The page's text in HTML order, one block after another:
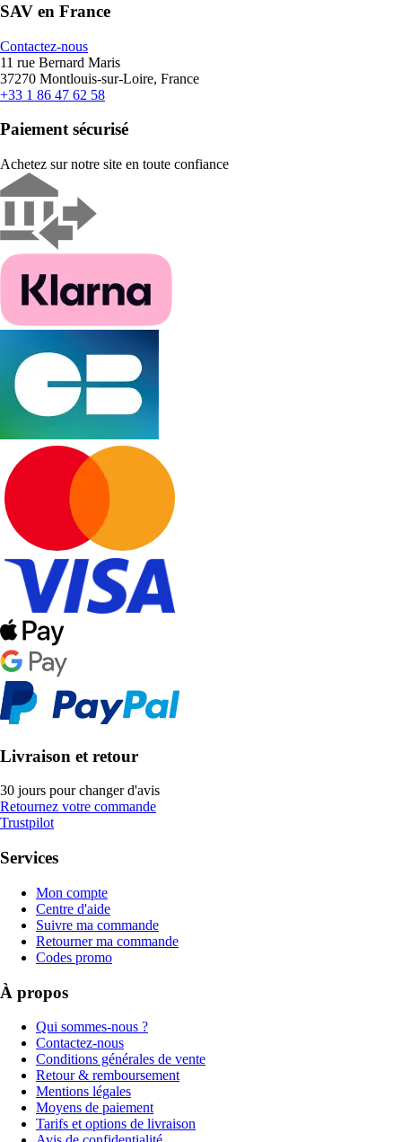
SAV en France
Contactez-nous
11 rue Bernard Maris
37270 Montlouis-sur-Loire, France
+33 1 86 47 62 58
Paiement sécurisé
Achetez sur notre site en toute confiance
Livraison et retour
30 jours pour changer d'avis
Retournez votre commande
Trustpilot
Services
Mon compte
Centre d'aide
Suivre ma commande
Retourner ma commande
Codes promo
À propos
Qui sommes-nous ?
Contactez-nous
Conditions générales de vente
Retour & remboursement
Mentions légales
Moyens de paiement
Tarifs et options de livraison